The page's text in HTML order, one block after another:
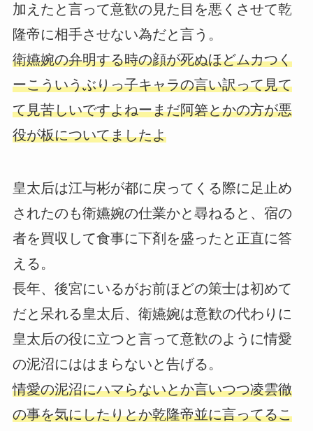
加えたと言って意歓の見た目を悪くさせて乾
隆帝に相手させない為だと言う。
衛嬿婉の弁明する時の顔が死ぬほどムカつく
ーこういうぶりっ子キャラの言い訳って見て
て見苦しいですよねーまだ阿箬とかの方が悪
役が板についてましたよ
皇太后は江与彬が都に戻ってくる際に足止め
されたのも衛嬿婉の仕業かと尋ねると、宿の
者を買収して食事に下剤を盛ったと正直に答
える。
長年、後宮にいるがお前ほどの策士は初めて
だと呆れる皇太后、衛嬿婉は意歓の代わりに
皇太后の役に立つと言って意歓のように情愛
の泥沼にははまらないと告げる。
情愛の泥沼にハマらないとか言いつつ凌雲徹
の事を気にしたりとか乾隆帝並に言ってるこ